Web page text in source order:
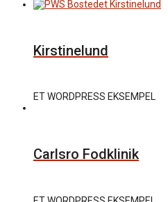
Kirstinelund
ET WORDPRESS EKSEMPEL
Carlsro Fodklinik